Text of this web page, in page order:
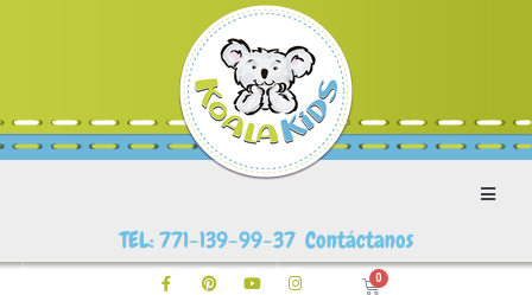
TEL: 771-139-99-37 Contáctanos